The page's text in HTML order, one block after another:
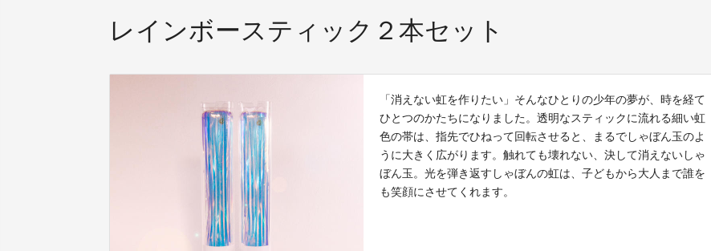
レインボースティック２本セット
「消えない虹を作りたい」そんなひとりの少年の夢が、時を経て
ひとつのかたちになりました。透明なスティックに流れる細い虹
色の帯は、指先でひねって回転させると、まるでしゃぼん玉のよ
うに大きく広がります。触れても壊れない、決して消えないしゃ
ぼん玉。光を弾き返すしゃぼんの虹は、子どもから大人まで誰を
も笑顔にさせてくれます。